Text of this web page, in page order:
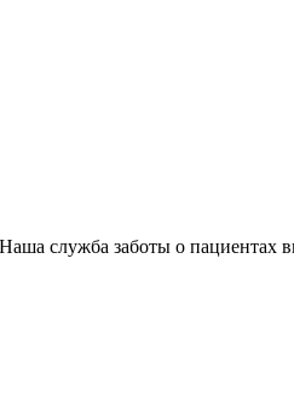
служба заботы о пациентах